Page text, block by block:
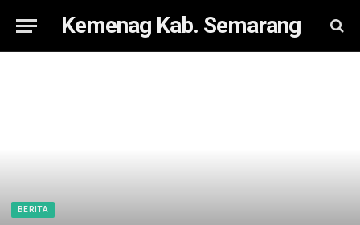
Kemenag Kab. Semarang
BERITA